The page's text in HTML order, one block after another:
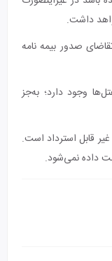
داشت.
صدور بیمه نامه
وجود دارد؛ به‌جز
غیر قابل استرداد است.
داده نمی‌شود.